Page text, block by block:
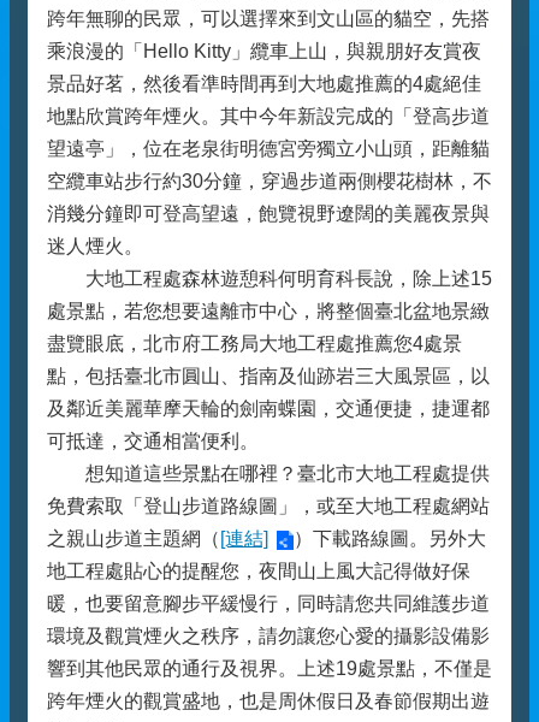
跨年無聊的民眾，可以選擇來到文山區的貓空，先搭
乘浪漫的「Hello Kitty」纜車上山，與親朋好友賞夜
景品好茗，然後看準時間再到大地處推薦的4處絕佳
地點欣賞跨年煙火。其中今年新設完成的「登高步道
望遠亭」，位在老泉街明德宮旁獨立小山頭，距離貓
空纜車站步行約30分鐘，穿過步道兩側櫻花樹林，不
消幾分鐘即可登高望遠，飽覽視野遼闊的美麗夜景與
迷人煙火。
大地工程處森林遊憩科何明育科長說，除上述15
處景點，若您想要遠離市中心，將整個臺北盆地景緻
盡覽眼底，北市府工務局大地工程處推薦您4處景
點，包括臺北市圓山、指南及仙跡岩三大風景區，以
及鄰近美麗華摩天輪的劍南蝶園，交通便捷，捷運都
可抵達，交通相當便利。
想知道這些景點在哪裡？臺北市大地工程處提供
免費索取「登山步道路線圖」，或至大地工程處網站
之親山步道主題網（ [連結]
）下載路線圖。另外大
地工程處貼心的提醒您，夜間山上風大記得做好保
暖，也要留意腳步平緩慢行，同時請您共同維護步道
環境及觀賞煙火之秩序，請勿讓您心愛的攝影設備影
響到其他民眾的通行及視界。上述19處景點，不僅是
跨年煙火的觀賞盛地，也是周休假日及春節假期出遊